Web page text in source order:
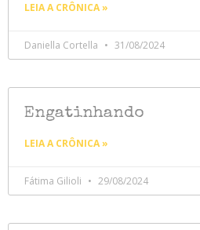
LEIA A CRÔNICA »
Daniella Cortella 31/08/2024
Engatinhando
LEIA A CRÔNICA »
Fátima Gilioli 29/08/2024